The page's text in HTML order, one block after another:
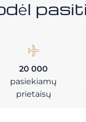
20 000
pasiekiamų
prietaisų